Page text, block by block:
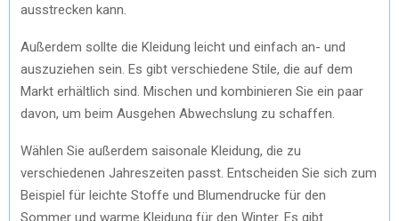
ausstrecken kann.
Außerdem sollte die Kleidung leicht und einfach an- und
auszuziehen sein. Es gibt verschiedene Stile, die auf dem
Markt erhältlich sind. Mischen und kombinieren Sie ein paar
davon, um beim Ausgehen Abwechslung zu schaffen.
Wählen Sie außerdem saisonale Kleidung, die zu
verschiedenen Jahreszeiten passt. Entscheiden Sie sich zum
Beispiel für leichte Stoffe und Blumendrucke für den
Sommer und warme Kleidung für den Winter. Es gibt